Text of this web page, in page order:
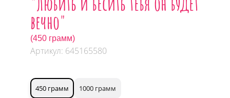
вечно"
(450 грамм)
Артикул: 645165580
450 грамм 1000 грамм